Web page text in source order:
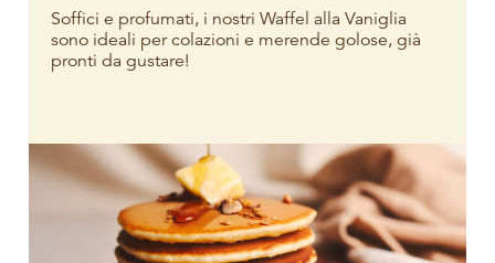
Soffici e profumati, i nostri Waffel alla Vaniglia
sono ideali per colazioni e merende golose, già
pronti da gustare!